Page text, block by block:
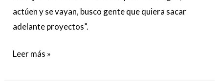
actúen y se vayan, busco gente que quiera sacar
adelante proyectos”.
Leer más »